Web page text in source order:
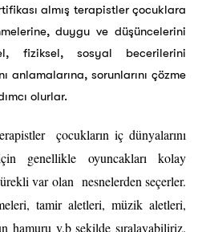
almış terapistler çocuklara
duygu ve düşüncelerini
fiziksel, sosyal becerilerini
anlamalarına, sorunlarını çözme
olurlar.
çocukların iç dünyalarını
genellikle oyuncakları kolay
var olan nesnelerden seçerler.
tamir aletleri, müzik aletleri,
hamuru v.b şekilde sıralayabiliriz.